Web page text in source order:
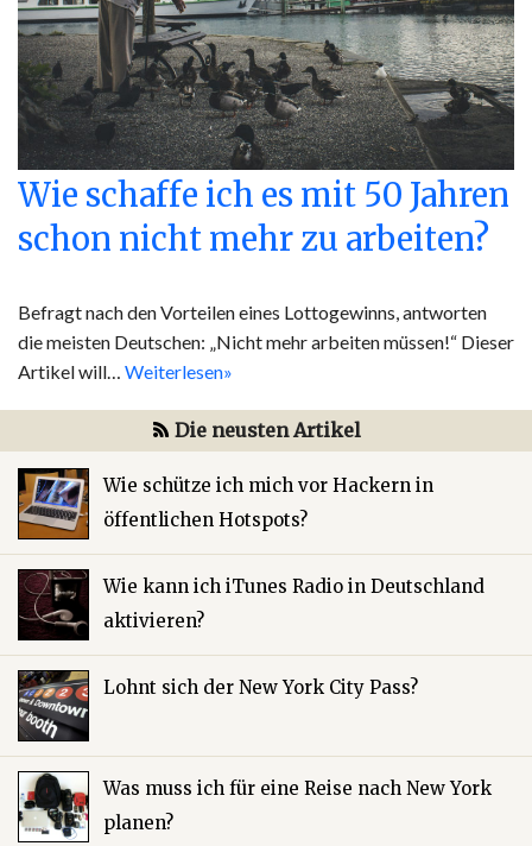
Wie schaffe ich es mit 50 Jahren
schon nicht mehr zu arbeiten?
Befragt nach den Vorteilen eines Lottogewinns, antworten
die meisten Deutschen: „Nicht mehr arbeiten müssen!“ Dieser
Artikel will… Weiterlesen»
Die neusten Artikel
Wie schütze ich mich vor Hackern in
öffentlichen Hotspots?
Wie kann ich iTunes Radio in Deutschland
aktivieren?
Lohnt sich der New York City Pass?
Was muss ich für eine Reise nach New York
planen?